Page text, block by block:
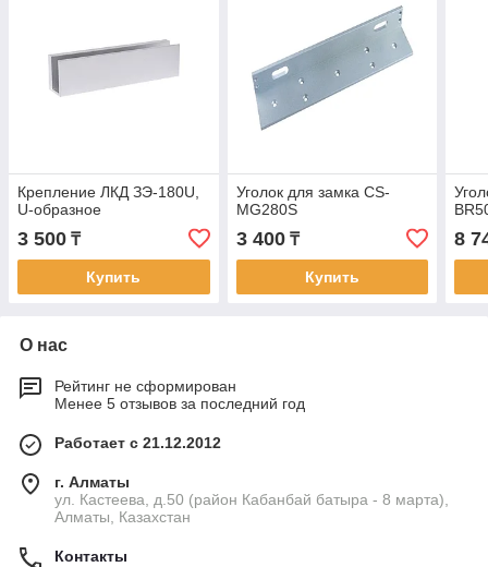
Крепление ЛКД ЗЭ-180U,
U-образное
3 500 ₸
Купить
Уголок для замка CS-
MG280S
3 400₸
Купить
8
О нас
Рейтинг не сформирован
Менее 5 отзывов за последний год
Работает с 21.12.2012
г. Алматы
ул. Кастеева, д.50 (район Кабанбай батыра - 8 марта),
Алматы, Казахстан
Контакты